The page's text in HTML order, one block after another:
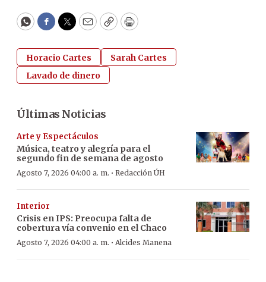
WhatsApp
Facebook
Twitter
EmailCopyPrint
Horacio Cartes
Sarah Cartes
Lavado de dinero
Últimas Noticias
Arte y Espectáculos
Música, teatro y alegría para el
segundo fin de semana de agosto
Agosto 7, 2026 04:00 a. m. · Redacción ÚH
Interior
Crisis en IPS: Preocupa falta de
cobertura vía convenio en el Chaco
Agosto 7, 2026 04:00 a. m. · Alcides Manena